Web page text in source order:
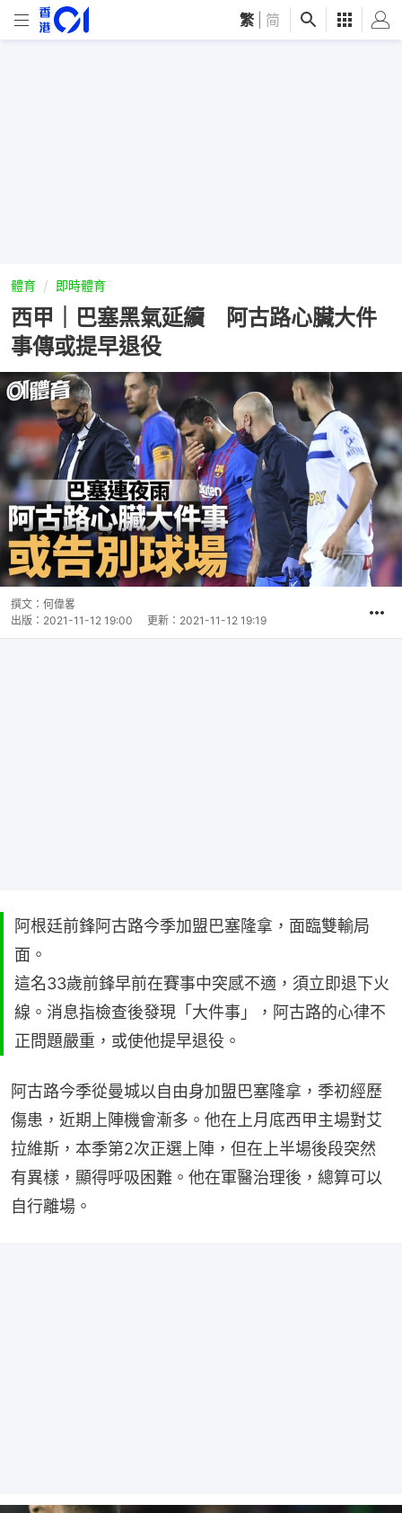
繁 简
體育 即時體育
西甲｜巴塞黑氣延續 阿古路心臟大件
事傳或提早退役
撰文： 何偉畧
出版： 2021-11-12 19:00 更新： 2021-11-12 19:19
阿根廷前鋒阿古路今季加盟巴塞隆拿，面臨雙輸局
面。
這名33歲前鋒早前在賽事中突感不適，須立即退下火
線。消息指檢查後發現「大件事」，阿古路的心律不
正問題嚴重，或使他提早退役。
阿古路今季從曼城以自由身加盟巴塞隆拿，季初經歷
傷患，近期上陣機會漸多。他在上月底西甲主場對艾
拉維斯，本季第2次正選上陣，但在上半場後段突然
有異樣，顯得呼吸困難。他在軍醫治理後，總算可以
自行離場。